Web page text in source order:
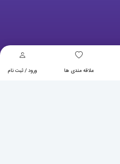
علاقه مندی ها ورود / ثبت نام